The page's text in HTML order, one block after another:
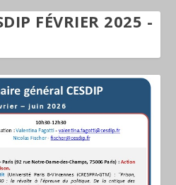
FÉVRIER 2025 -